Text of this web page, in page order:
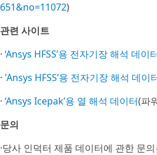
651&no=11072)
관련 사이트
· ‘Ansys HFSS’용 전자기장 해석 데이
· 'Ansys HFSS’용 전자기장 해석 데이
· ‘Ansys Icepak’용 열 해석 데이터(파
문의
·당사 인덕터 제품 데이터에 관한 문